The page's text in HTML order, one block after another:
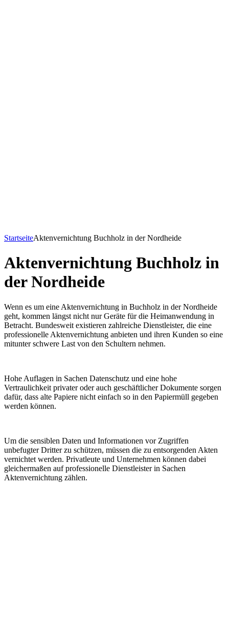
StartseiteAktenvernichtung Buchholz in der Nordheide
Aktenvernichtung Buchholz in
der Nordheide
Wenn es um eine Aktenvernichtung in Buchholz in der Nordheide
geht, kommen längst nicht nur Geräte für die Heimanwendung in
Betracht. Bundesweit existieren zahlreiche Dienstleister, die eine
professionelle Aktenvernichtung anbieten und ihren Kunden so eine
mitunter schwere Last von den Schultern nehmen.
Hohe Auflagen in Sachen Datenschutz und eine hohe
Vertraulichkeit privater oder auch geschäftlicher Dokumente sorgen
dafür, dass alte Papiere nicht einfach so in den Papiermüll gegeben
werden können.
Um die sensiblen Daten und Informationen vor Zugriffen
unbefugter Dritter zu schützen, müssen die zu entsorgenden Akten
vernichtet werden. Privatleute und Unternehmen können dabei
gleichermaßen auf professionelle Dienstleister in Sachen
Aktenvernichtung zählen.